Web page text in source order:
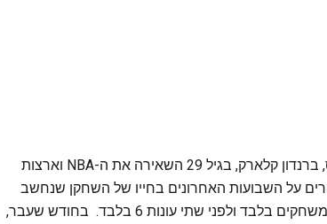
ההודעה על מותו הטראגי של שחקן ממפיס גריזליס, ברנדון קלארק, בגיל 29 השאירה את ה-NBA וארצות
על השבועות האחרונים בחייו של השחקן שנחשב
לכישרון, אך סדרת פציעות גרמו לו לשחק העונה 2 משחקים בלבד ולפני שתי עונות 6 בלבד. בחודש שעבר,